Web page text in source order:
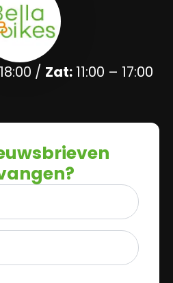
/ Zat:11:00 – 17:00